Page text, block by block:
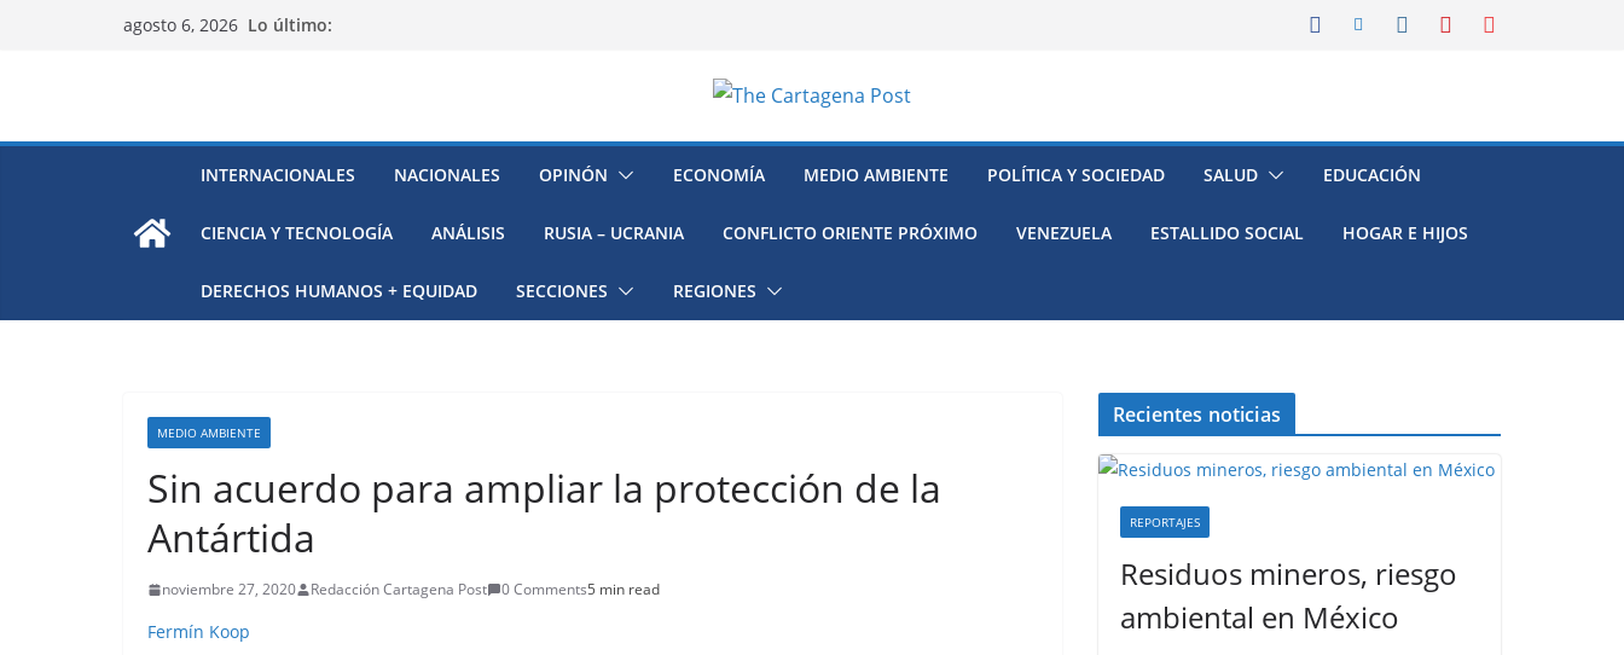
agosto 6, 2026 Lo último:
INTERNACIONALES NACIONALES OPINÓN ECONOMÍA MEDIO AMBIENTE POLÍTICA Y SOCIEDAD SALUD EDUCACIÓN
CIENCIA Y TECNOLOGÍA ANÁLISIS RUSIA – UCRANIA CONFLICTO ORIENTE PRÓXIMO VENEZUELA ESTALLIDO SOCIAL HOGAR E HIJOS
DERECHOS HUMANOS + EQUIDAD SECCIONES REGIONES
MEDIO AMBIENTE
Sin acuerdo para ampliar la protección de la
Antártida
noviembre 27, 2020 Redacción Cartagena Post 0 Comments5 min read
Fermín Koop
Recientes noticias
REPORTAJES
Residuos mineros, riesgo
ambiental en México